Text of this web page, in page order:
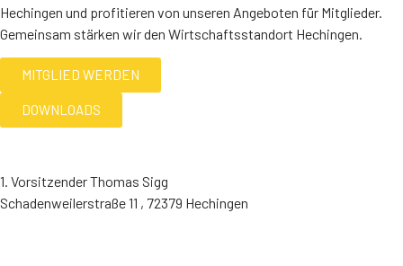
Hechingen und profitieren von unseren Angeboten für Mitglieder.
Gemeinsam stärken wir den Wirtschaftsstandort Hechingen.
MITGLIED WERDEN
DOWNLOADS
1. Vorsitzender Thomas Sigg
Schadenweilerstraße 11 , 72379 Hechingen